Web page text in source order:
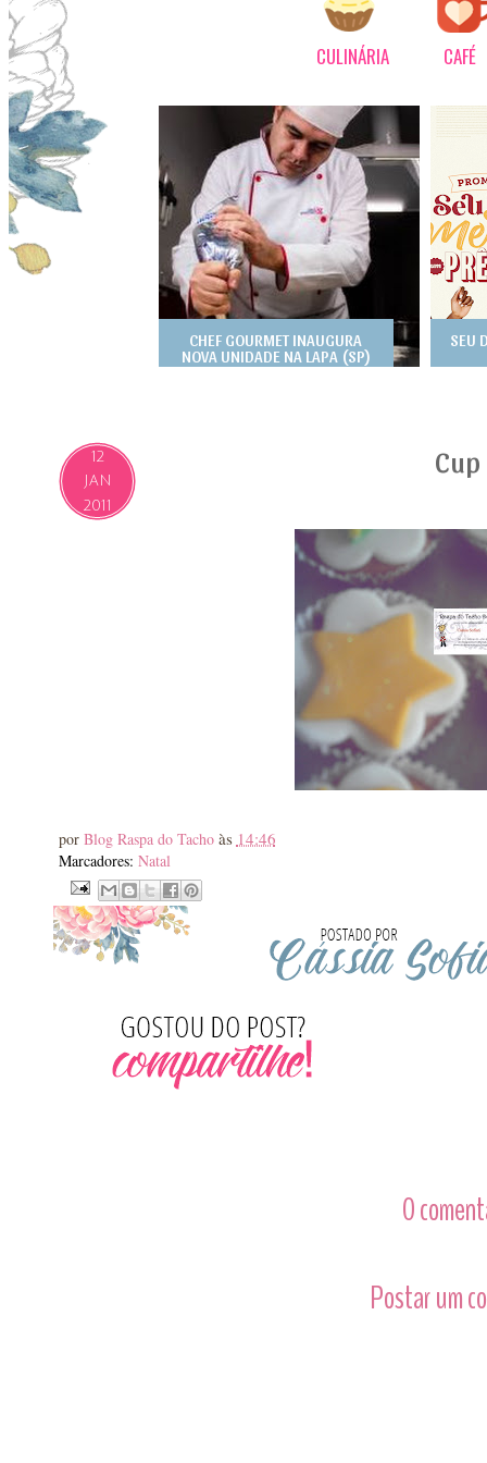
CULINÁRIA CAFÉ
CHEF GOURMET INAUGURA
NOVA UNIDADE NA LAPA (SP)
SEU
12
JAN
2011
por Blog Raspa do Tacho às 14:46
Marcadores: Natal
0
Postar um